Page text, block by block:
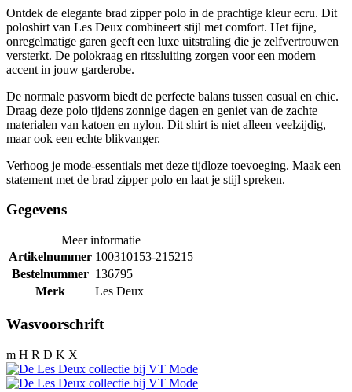
Ontdek de elegante brad zipper polo in de prachtige kleur ecru. Dit
poloshirt van Les Deux combineert stijl met comfort. Het fijne,
onregelmatige garen geeft een luxe uitstraling die je zelfvertrouwen
versterkt. De polokraag en ritssluiting zorgen voor een modern
accent in jouw garderobe.
De normale pasvorm biedt de perfecte balans tussen casual en chic.
Draag deze polo tijdens zonnige dagen en geniet van de zachte
materialen van katoen en nylon. Dit shirt is niet alleen veelzijdig,
maar ook een echte blikvanger.
Verhoog je mode-essentials met deze tijdloze toevoeging. Maak een
statement met de brad zipper polo en laat je stijl spreken.
Gegevens
Meer informatie
Artikelnummer 100310153-215215
Bestelnummer 136795
Merk
Les Deux
Wasvoorschrift
m H R D K X